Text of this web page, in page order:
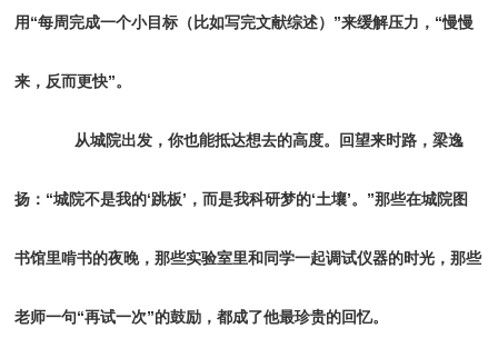
用“每周完成一个小目标（比如写完文献综述）”来缓解压力，“慢慢
来，反而更快”。
从城院出发，你也能抵达想去的高度。回望来时路，梁逸
扬：“城院不是我的‘跳板’，而是我科研梦的‘土壤’。”那些在城院图
书馆里啃书的夜晚，那些实验室里和同学一起调试仪器的时光，那些
老师一句“再试一次”的鼓励，都成了他最珍贵的回忆。